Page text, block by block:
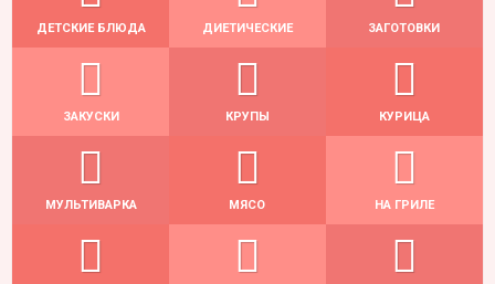
ДЕТСКИЕ БЛЮДА ДИЕТИЧЕСКИЕ ЗАГОТОВКИ
ЗАКУСКИ КРУПЫ КУРИЦА
МУЛЬТИВАРКА МЯСО НА ГРИЛЕ